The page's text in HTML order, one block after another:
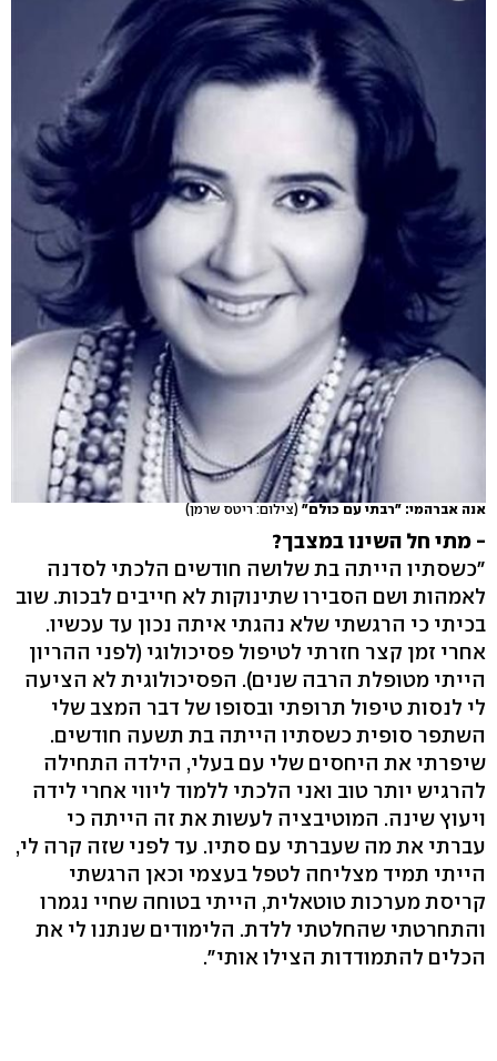
אנה אברהמי: "רבתי עם כולם" (צילום: ריטס שרמן)
- מתי חל השינו במצבך?
"כשסתיו הייתה בת שלושה חודשים הלכתי לסדנה
לאמהות ושם הסבירו שתינוקות לא חייבים לבכות. שוב
בכיתי כי הרגשתי שלא נהגתי איתה נכון עד עכשיו.
אחרי זמן קצר חזרתי לטיפול פסיכולוגי (לפני ההריון
הייתי מטופלת הרבה שנים). הפסיכולוגית לא הציעה
לי לנסות טיפול תרופתי ובסופו של דבר המצב שלי
השתפר סופית כשסתיו הייתה בת תשעה חודשים.
שיפרתי את היחסים שלי עם בעלי, הילדה התחילה
להרגיש יותר טוב ואני הלכתי ללמוד ליווי אחרי לידה
ויעוץ שינה. המוטיבציה לעשות את זה הייתה כי
עברתי את מה שעברתי עם סתיו. עד לפני שזה קרה לי,
הייתי תמיד מצליחה לטפל בעצמי וכאן הרגשתי
קריסת מערכות טוטאלית, הייתי בטוחה שחיי נגמרו
והתחרטתי שהחלטתי ללדת. הלימודים שנתנו לי את
הכלים להתמודדות הצילו אותי".